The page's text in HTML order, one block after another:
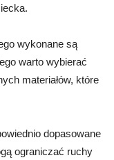
wykonane są
warto wybierać
materiałów, które
dopasowane
ograniczać ruchy